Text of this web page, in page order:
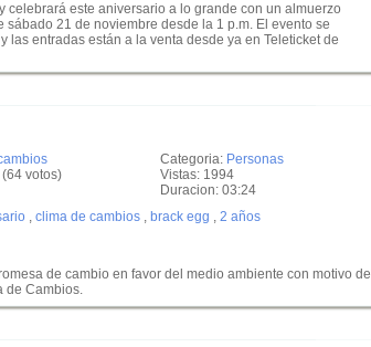
celebrará este aniversario a lo grande con un almuerzo
21 de noviembre desde la 1 p.m. El evento se
las entradas están a la venta desde ya en Teleticket de
Categoria: Personas
Vistas: 1994
Duracion: 03:24
(64 votos)
, clima de cambios , brack egg , 2 años
de cambio en favor del medio ambiente con motivo del
de Cambios.